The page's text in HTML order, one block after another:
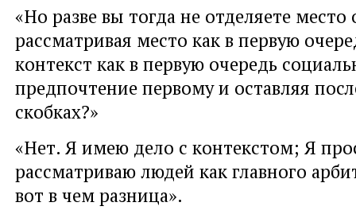
«Но разве вы тогда не отделяете место
рассматривая место как в первую
контекст как в первую очередь
предпочтение первому и оставляя
скобках?»
«Нет. Я имею дело с контекстом; Я
рассматриваю людей как главного
вот в чем разница».